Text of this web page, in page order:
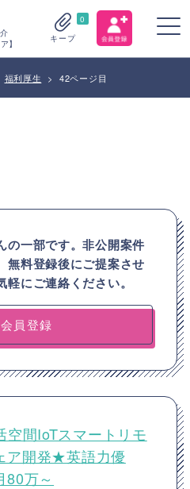
】
0
キープ
福利厚生 > 42ページ目
の一部です。非公開案件
無料登録後にご提案させ
にご連絡ください。
員登録
空間IoTスマートリモ
ア開発★英語力優
80万～